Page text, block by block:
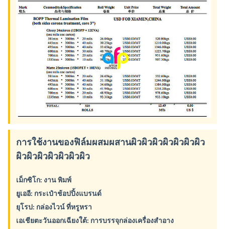
การใช้งานของฟิล์มผสมผสานผิวผิวผิวผิวผิวผิวผิว
ผิวผิวผิวผิวผิวผิวผิว
เม็กซิโก: งาน พิมพ์
ยูเออี: กระเป๋าช้อปปิ้งแบรนด์
ยุโรป: กล่องไวน์ ที่หรูหรา
เอเชียตะวันออกเฉียงใต้: การบรรจุกล่องเครื่องสําอาง